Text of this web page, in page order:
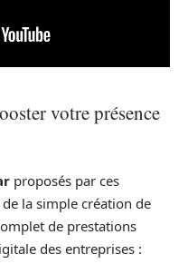
votre présence
proposés par ces
de la simple création de
de prestations
des entreprises :